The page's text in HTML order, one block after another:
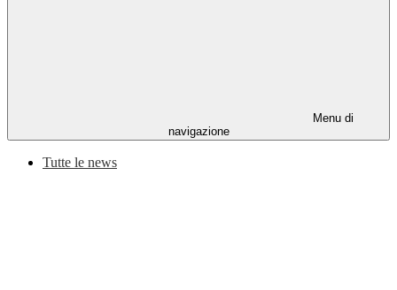
Menu di
navigazione
Tutte le news